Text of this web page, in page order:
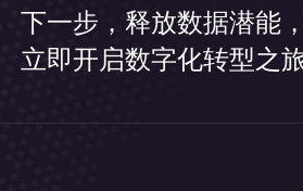
下一步，释放数据潜能
立即开启数字化转型之